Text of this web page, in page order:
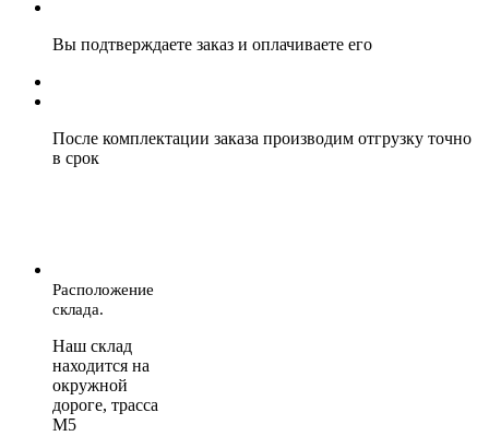
Вы подтверждаете заказ и оплачиваете его
После комплектации заказа производим отгрузку точно
в срок
Расположение
склада.
Наш склад
находится на
окружной
дороге, трасса
М5